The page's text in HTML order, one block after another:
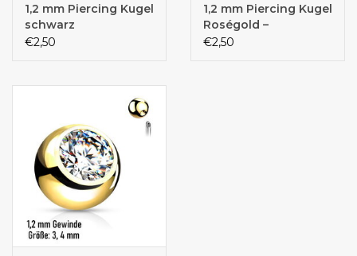
1,2 mm Piercing Kugel
schwarz
€2,50
1,2 mm Piercing Kugel
Roségold –
Chirurgenstahl 316L
€2,50